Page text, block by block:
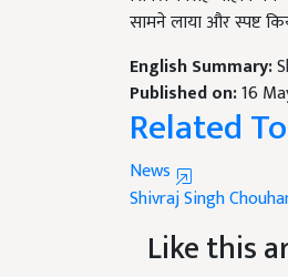
Published on:16
Related
News
Shivraj Singh Chouhan
Like this
Hey! I amKJ Staff.